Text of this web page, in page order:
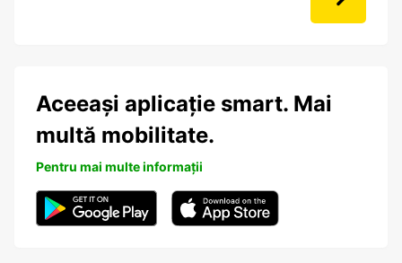
Aceeași aplicație smart. Mai
multă mobilitate.
Pentru mai multe informații